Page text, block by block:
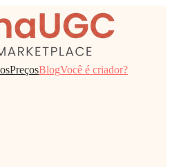
PreçosBlogVocê é criador?